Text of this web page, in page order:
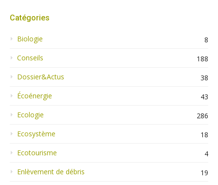
Catégories
Biologie
8
Conseils
188
Dossier&Actus
38
Écoénergie
43
Ecologie
286
Ecosystème
18
Ecotourisme
4
Enlèvement de débris
19